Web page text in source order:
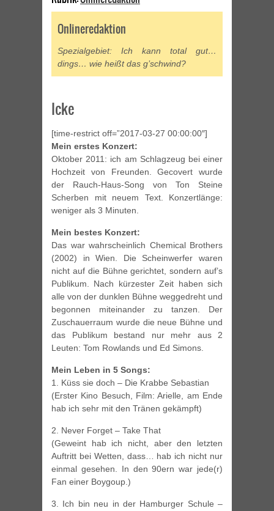
Onlineredaktion
Spezialgebiet: Ich kann total gut…
dings… wie heißt das g’schwind?
Icke
[time-restrict off=”2017-03-27 00:00:00″]
Mein erstes Konzert:
Oktober 2011: ich am Schlagzeug bei einer
Hochzeit von Freunden. Gecovert wurde
der Rauch-Haus-Song von Ton Steine
Scherben mit neuem Text. Konzertlänge:
weniger als 3 Minuten.
Mein bestes Konzert:
Das war wahrscheinlich Chemical Brothers
(2002) in Wien. Die Scheinwerfer waren
nicht auf die Bühne gerichtet, sondern auf’s
Publikum. Nach kürzester Zeit haben sich
alle von der dunklen Bühne weggedreht und
begonnen miteinander zu tanzen. Der
Zuschauerraum wurde die neue Bühne und
das Publikum bestand nur mehr aus 2
Leuten: Tom Rowlands und Ed Simons.
Mein Leben in 5 Songs:
1. Küss sie doch – Die Krabbe Sebastian
(Erster Kino Besuch, Film: Arielle, am Ende
hab ich sehr mit den Tränen gekämpft)
2. Never Forget – Take That
(Geweint hab ich nicht, aber den letzten
Auftritt bei Wetten, dass… hab ich nicht nur
einmal gesehen. In den 90ern war jede(r)
Fan einer Boygoup.)
3. Ich bin neu in der Hamburger Schule –